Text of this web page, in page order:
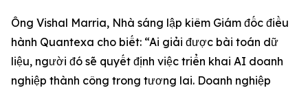
Ông Vishal Marria, Nhà sáng lập kiêm Giám đốc điều
hành Quantexa cho biết: “Ai giải được bài toán dữ
liệu, người đó sẽ quyết định việc triển khai AI doanh
nghiệp thành công trong tương lai. Doanh nghiệp